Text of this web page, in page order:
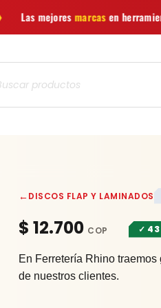
en herramientas
←DISCOS FLAP Y LAMINADOS
$ 12.700 ✓ 43
En Ferretería Rhino
de nuestros clientes.
FLAP
GR
120
DE
4.1/2